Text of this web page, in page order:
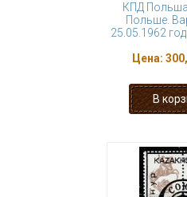
КПД
Польше.
25.05.1962
Цена: